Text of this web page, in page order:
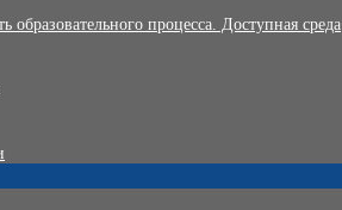
образовательного процесса. Доступная среда